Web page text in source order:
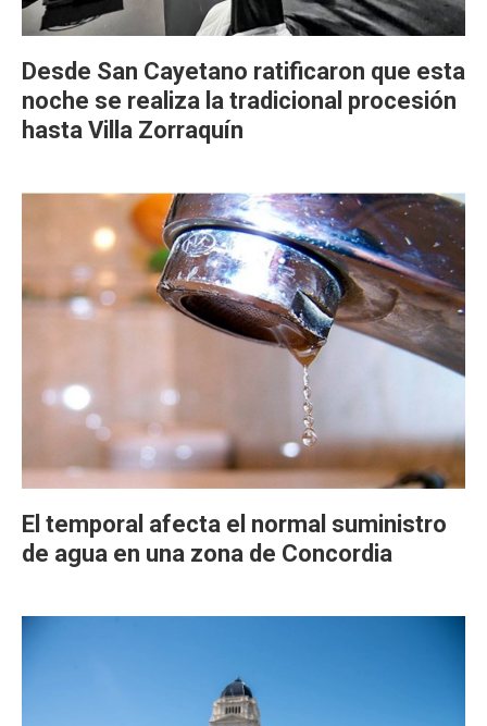
Desde San Cayetano ratificaron que esta
noche se realiza la tradicional procesión
hasta Villa Zorraquín
El temporal afecta el normal suministro
de agua en una zona de Concordia